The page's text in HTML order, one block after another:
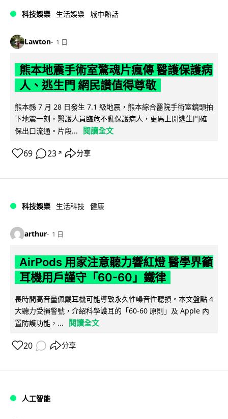
科技娛樂 生活娛樂 城中熱話
Lawton 1 日
熊本地震手術室驚魂片瘋傳 醫護保護病
人、逃生門 網民讚值得尊敬
熊本縣 7 月 28 日發生 7.1 級地震，熊本綜合醫院手術室鏡頭拍
下地震一刻，醫護人員臨危不亂保護病人，更馬上開逃生門確
保出口流通。片段...
閱讀全文
69 23 ↗ 分享
科技娛樂 生活科技 健康
arthur 1 日
AirPods 用家注意聽力響紅燈 醫學界籲
耳機用戶謹守「60-60」鐵律
長時間高音量佩戴耳機可能導致永久性噪音性聽損。本文盤點 4
大聽力受損警號，介紹科學護耳的「60-60 原則」及 Apple 內
置防護功能，...
閱讀全文
20 分享
人工智能